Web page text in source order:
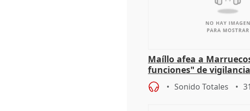
Maíllo afea a
funciones" de
con Ceuta
Sonido Totales